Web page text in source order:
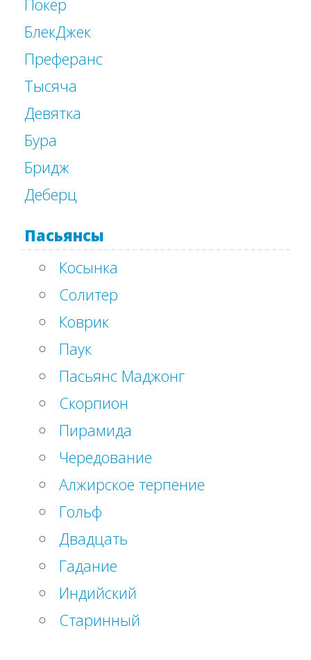
БлекДжек
Преферанс
Тысяча
Девятка
Бура
Бридж
Деберц
Пасьянсы
Косынка
Солитер
Коврик
Паук
Пасьянс Маджонг
Скорпион
Пирамида
Чередование
Алжирское терпение
Гольф
Двадцать
Гадание
Индийский
Старинный